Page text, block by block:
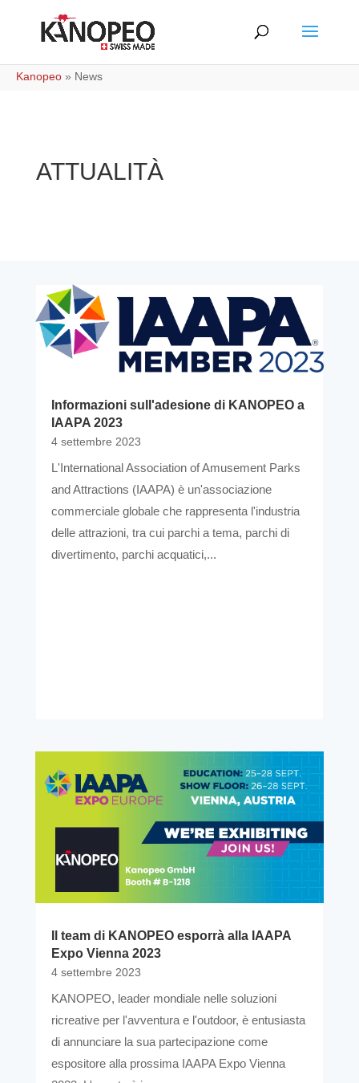
Kanopeo » News
ATTUALITÀ
Informazioni sull'adesione di KANOPEO a
IAAPA 2023
4 settembre 2023
L'International Association of Amusement Parks
and Attractions (IAAPA) è un'associazione
commerciale globale che rappresenta l'industria
delle attrazioni, tra cui parchi a tema, parchi di
divertimento, parchi acquatici,...
Il team di KANOPEO esporrà alla IAAPA
Expo Vienna 2023
4 settembre 2023
KANOPEO, leader mondiale nelle soluzioni
ricreative per l'avventura e l'outdoor, è entusiasta
di annunciare la sua partecipazione come
espositore alla prossima IAAPA Expo Vienna